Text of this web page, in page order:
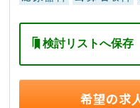
検討リストへ保存
希望の求